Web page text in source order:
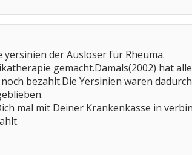
yersinien der Auslöser für Rheuma.
gemacht.Damals(2002) hat
bezahlt.Die Yersinien waren
mal mit Deiner Krankenkasse in